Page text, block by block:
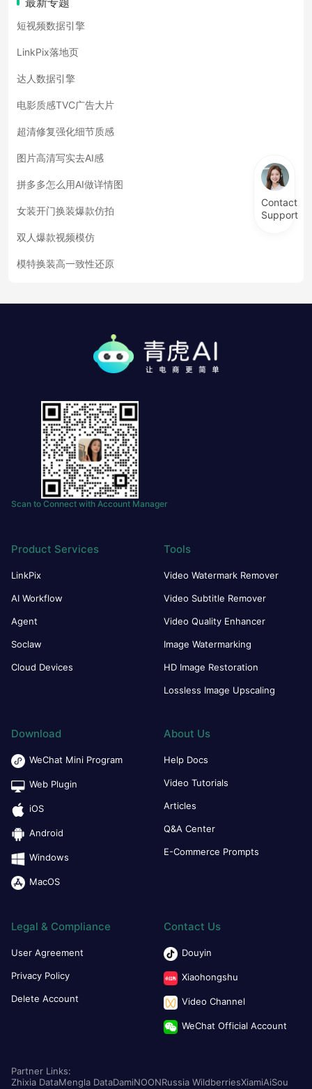
短视频数据引擎
LinkPix落地页
达人数据引擎
电影质感TVC广告大片
超清修复强化细节质感
图片高清写实去AI感
拼多多怎么用AI做详情图
女装开门换装爆款仿拍
双人爆款视频模仿
模特换装高一致性还原
Scan to Connect with Account Manager
Product Services
LinkPix
AI Workflow
Agent
Soclaw
Cloud Devices
Tools
Video Watermark Remover
Video Subtitle Remover
Video Quality Enhancer
Image Watermarking
HD Image Restoration
Lossless Image Upscaling
Download
WeChat Mini Program
Web Plugin
iOS
Android
Windows
MacOS
About Us
Help Docs
Video Tutorials
Articles
Q&A Center
E-Commerce Prompts
Legal & Compliance
User Agreement
Privacy Policy
Delete Account
Contact Us
Douyin
Xiaohongshu
Video Channel
WeChat Official Account
Partner Links:
Zhixia DataMengla DataDamiNOONRussia WildberriesXiamiAiSou
Contact
Support